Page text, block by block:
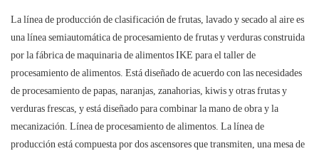
La línea de producción de clasificación de frutas, lavado y secado al aire es
una línea semiautomática de procesamiento de frutas y verduras construida
por la fábrica de maquinaria de alimentos IKE para el taller de
procesamiento de alimentos. Está diseñado de acuerdo con las necesidades
de procesamiento de papas, naranjas, zanahorias, kiwis y otras frutas y
verduras frescas, y está diseñado para combinar la mano de obra y la
mecanización. Línea de procesamiento de alimentos. La línea de
producción está compuesta por dos ascensores que transmiten, una mesa de